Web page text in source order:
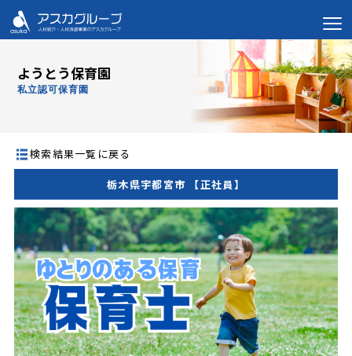
ようとう保育園
私立認可保育園
検索結果一覧に戻る
栃木県宇都宮市 【正社員】